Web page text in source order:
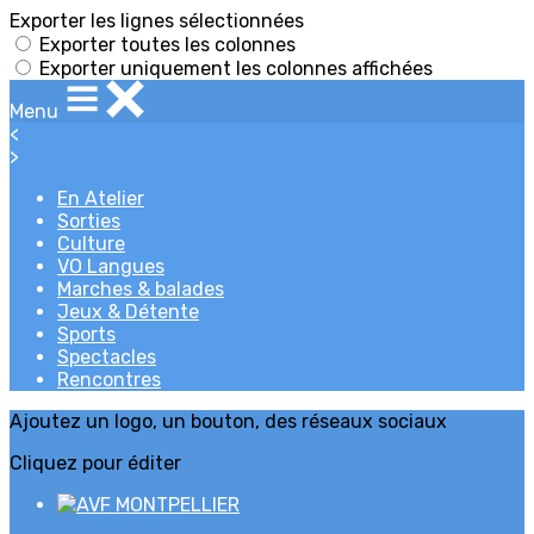
Exporter les lignes sélectionnées
Exporter toutes les colonnes
Exporter uniquement les colonnes affichées
Menu
<
>
En Atelier
Sorties
Culture
VO Langues
Marches & balades
Jeux & Détente
Sports
Spectacles
Rencontres
Ajoutez un logo, un bouton, des réseaux sociaux
Cliquez pour éditer